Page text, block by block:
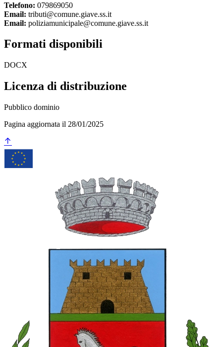
Telefono: 079869050
Email: tributi@comune.giave.ss.it
Email: poliziamunicipale@comune.giave.ss.it
Formati disponibili
DOCX
Licenza di distribuzione
Pubblico dominio
Pagina aggiornata il 28/01/2025